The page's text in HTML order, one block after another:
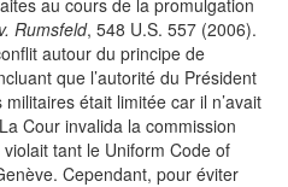
au cours de la promulgation
Rumsfeld, 548 U.S. 557 (2006).
autour du principe de
que l’autorité du Président
était limitée car il n’avait
Cour invalida la commission
tant le Uniform Code of
Cependant, pour éviter